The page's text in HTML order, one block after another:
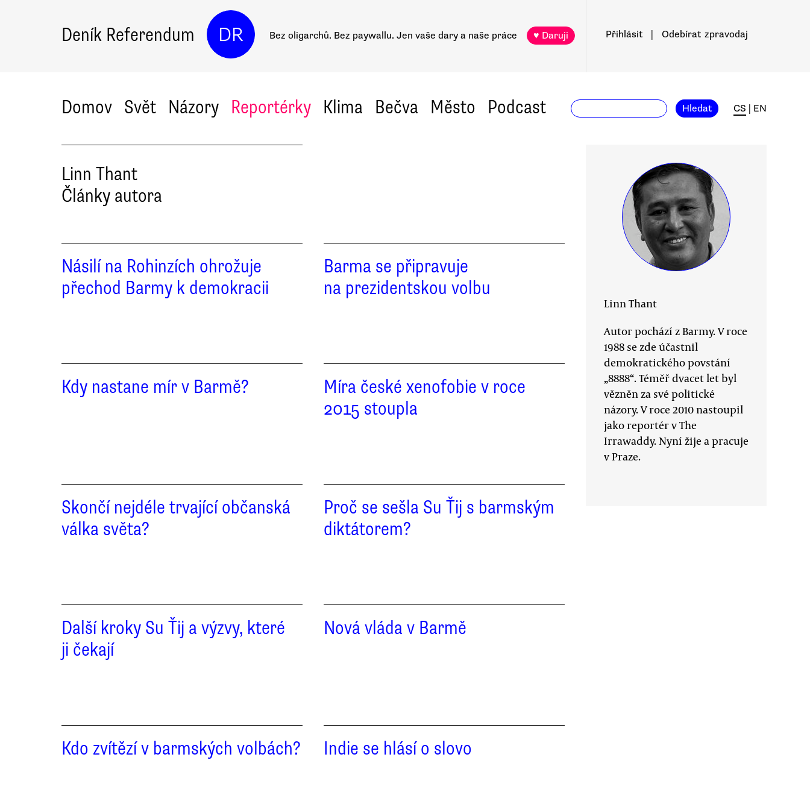
Deník Referendum DR Bez oligarchů. Bez paywallu. Jen vaše dary a naše práce ♥ Daruji Přihlásit Odebírat zpravodaj
Domov Svět Názory Reportérky Klima Bečva Město Podcast Hledat CS EN
Linn Thant
Články autora
Násilí na Rohinzích ohrožuje
přechod Barmy k demokracii
Barma se připravuje
na prezidentskou volbu
Kdy nastane mír v Barmě?
Míra české xenofobie v roce
2015 stoupla
Skončí nejdéle trvající občanská
válka světa?
Proč se sešla Su Ťij s barmským
diktátorem?
Další kroky Su Ťij a výzvy, které
ji čekají
Nová vláda v Barmě
Kdo zvítězí v barmských volbách? Indie se hlásí o slovo
Linn Thant
Autor pochází z Barmy. V roce
1988 se zde účastnil
demokratického povstání
„8888“. Téměř dvacet let byl
vězněn za své politické
názory. V roce 2010 nastoupil
jako reportér v The
Irrawaddy. Nyní žije a pracuje
v Praze.